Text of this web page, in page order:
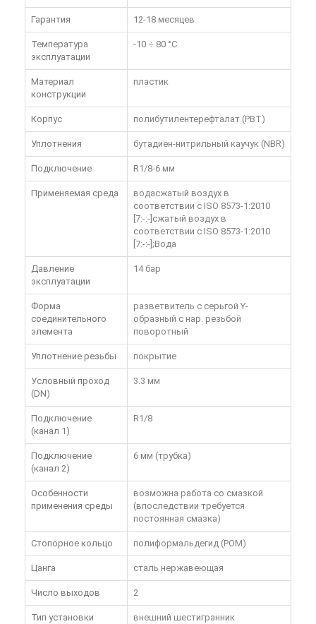
Гарантия 12-18 месяцев
Температура
эксплуатации
-10 ÷ 80 °C
Материал
конструкции
пластик
Корпус полибутилентерефталат (PBT)
Уплотнения бутадиен-нитрильный каучук (NBR)
Подключение R1/8-6 мм
Применяемая среда
водасжатый воздух в
соответствии с ISO 8573-1:2010
[7:-:-]сжатый воздух в
соответствии с ISO 8573-1:2010
[7:-:-];Вода
Давление
эксплуатации
14 бар
Форма
соединительного
элемента
разветвитель с серьгой Y-
образный с нар. резьбой
поворотный
Уплотнение резьбы покрытие
Условный проход
(DN)
3.3 мм
Подключение
(канал 1)
R1/8
Подключение
(канал 2)
6 мм (трубка)
Особенности
применения среды
возможна работа со смазкой
(впоследствии требуется
постоянная смазка)
Стопорное кольцо полиформальдегид (POM)
Цанга сталь нержавеющая
Число выходов 2
Тип установки внешний шестигранник